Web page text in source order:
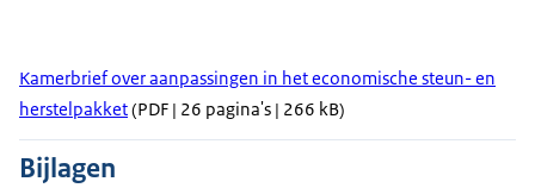
Kamerbrief over aanpassingen in het economische steun- en
herstelpakket(PDF | 26 pagina's | 266 kB)
Bijlagen